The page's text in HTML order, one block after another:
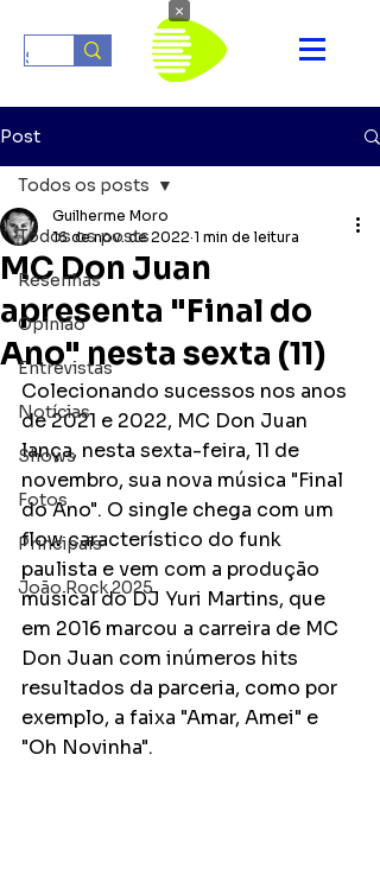
Post
Todos os posts
Resenhas
Opinião
Entrevistas
Notícias
Shows
Fotos
Principais
João Rock 2025
Todos os posts
MC Don Juan
apresenta "Final do
Ano" nesta sexta (11)
Guilherme Moro
16 de nov. de 2022 1 min de leitura
Colecionando sucessos nos anos
de 2021 e 2022, MC Don Juan
lança, nesta sexta-feira, 11 de
novembro, sua nova música "Final
do Ano". O single chega com um
flow característico do funk
paulista e vem com a produção
musical do DJ Yuri Martins, que
em 2016 marcou a carreira de MC
Don Juan com inúmeros hits
resultados da parceria, como por
exemplo, a faixa "Amar, Amei" e
"Oh Novinha".
×